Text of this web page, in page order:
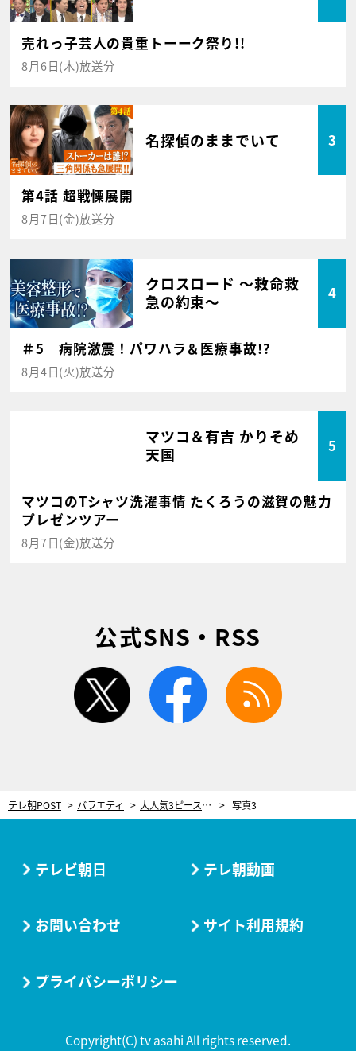
売れっ子芸人の貴重トーーク祭り!!
8月6日(木)放送分
名探偵のままでいて 3
第4話 超戦慄展開
8月7日(金)放送分
クロスロード ～救命救
急の約束～
4
＃5 病院激震！パワハラ＆医療事故!?
8月4日(火)放送分
マツコ＆有吉 かりそめ
天国
5
マツコのTシャツ洗濯事情 たくろうの滋賀の魅力
プレゼンツアー
8月7日(金)放送分
公式SNS・RSS
twitter facebook
テレ朝POST バラエティ 大人気3ピースバンドがtimelesz・菊池風磨に出演交渉！「裸で出てもらえますか…？」 写真3
テレビ朝日 テレ朝動画
お問い合わせ サイト利用規約
プライバシーポリシー
Copyright(C) tv asahi All rights reserved.